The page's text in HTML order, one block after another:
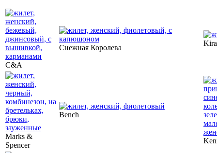
C&A
Снежная Королева
Marks &
Spencer
Bench